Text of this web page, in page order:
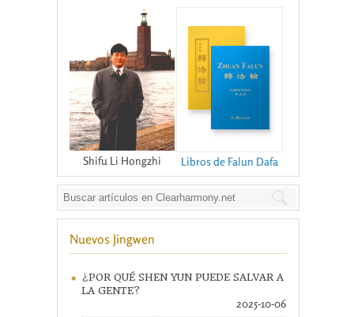
Shifu Li Hongzhi Libros de Falun Dafa
Nuevos Jingwen
¿POR QUÉ SHEN YUN PUEDE SALVAR A
LA GENTE?
2025-10-06